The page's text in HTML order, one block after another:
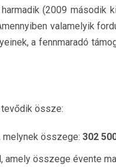
(2009 második
valamelyik
a fennmaradó
össze:
melynek összege: 302
amely összege évente